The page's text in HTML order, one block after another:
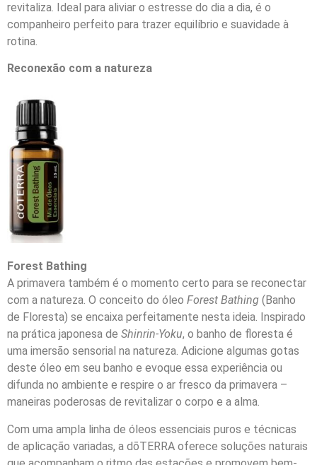
revitaliza. Ideal para aliviar o estresse do dia a dia, é o
companheiro perfeito para trazer equilíbrio e suavidade à
rotina.
Reconexão com a natureza
Forest Bathing
A primavera também é o momento certo para se reconectar
com a natureza. O conceito do óleo Forest Bathing (Banho
de Floresta) se encaixa perfeitamente nesta ideia. Inspirado
na prática japonesa de Shinrin-Yoku, o banho de floresta é
uma imersão sensorial na natureza. Adicione algumas gotas
deste óleo em seu banho e evoque essa experiência ou
difunda no ambiente e respire o ar fresco da primavera –
maneiras poderosas de revitalizar o corpo e a alma.
Com uma ampla linha de óleos essenciais puros e técnicas
de aplicação variadas, a dōTERRA oferece soluções naturais